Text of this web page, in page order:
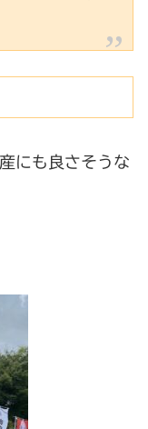
にも良さそうな